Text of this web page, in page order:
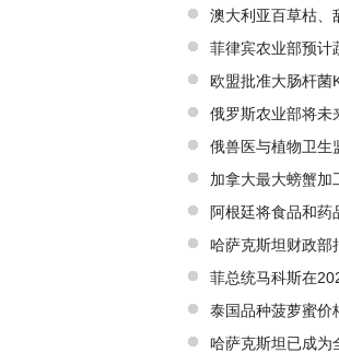
澳大利亚百草枯、
菲律宾农业部预计
欧盟批准大肠杆菌
混合物作为新型食
俄罗斯农业部将未
俄兽医与植物卫生
加拿大最大螃蟹加
阿根廷将食品和
哈萨克斯坦财政部
菲总统马科斯在
泰国品种菠萝蜜价
哈萨克斯坦已成为